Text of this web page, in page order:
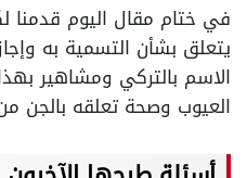
في ختام مقال اليوم قدمنا
يتعلق بشأن التسمية به
الاسم بالتركي ومشاهير
العيوب وصحة تعلقه بالجن